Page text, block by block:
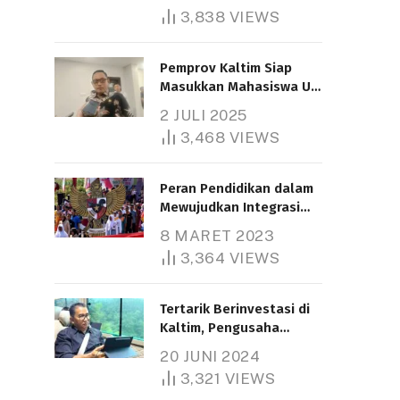
3,838 VIEWS
Pemprov Kaltim Siap
Masukkan Mahasiswa UT
Bantuan Pendidikan
Gratispol
2 JULI 2025
3,468 VIEWS
Peran Pendidikan dalam
Mewujudkan Integrasi
8 MARET 2023
3,364 VIEWS
Tertarik Berinvestasi di
Kaltim, Pengusaha
1.000 Hektare
20 JUNI 2024
3,321 VIEWS